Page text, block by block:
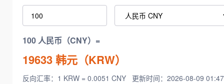
100 人民币（CNY）=
19633韩元（KRW）
反向汇率：1 KRW = 0.0051 CNY 更新时间：2026-08-09